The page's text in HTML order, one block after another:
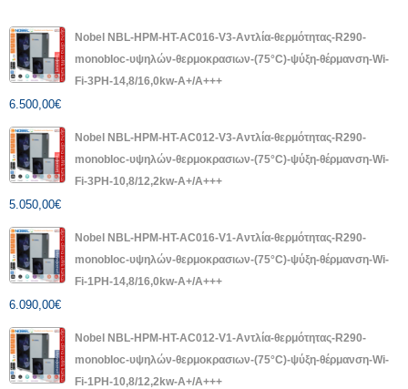
Nobel NBL-HPM-HT-AC016-V3-Αντλία-θερμότητας-R290-
monobloc-υψηλών-θερμοκρασιων-(75°C)-ψύξη-θέρμανση-Wi-
Fi-3PH-14,8/16,0kw-A+/A+++
6.500,00€
Nobel NBL-HPM-HT-AC012-V3-Αντλία-θερμότητας-R290-
monobloc-υψηλών-θερμοκρασιων-(75°C)-ψύξη-θέρμανση-Wi-
Fi-3PH-10,8/12,2kw-A+/A+++
5.050,00€
Nobel NBL-HPM-HT-AC016-V1-Αντλία-θερμότητας-R290-
monobloc-υψηλών-θερμοκρασιων-(75°C)-ψύξη-θέρμανση-Wi-
Fi-1PH-14,8/16,0kw-A+/A+++
6.090,00€
Nobel NBL-HPM-HT-AC012-V1-Αντλία-θερμότητας-R290-
monobloc-υψηλών-θερμοκρασιων-(75°C)-ψύξη-θέρμανση-Wi-
Fi-1PH-10,8/12,2kw-A+/A+++